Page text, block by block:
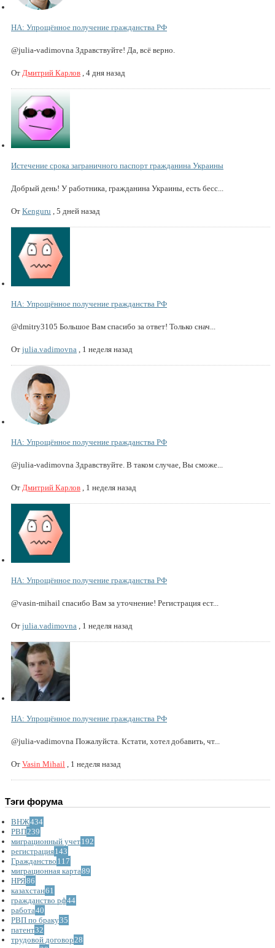
НА: Упрощённое получение гражданства РФ
@julia-vadimovna Здравствуйте! Да, всё верно.
От Дмитрий Карлов , 4 дня назад
Истечение срока заграничного паспорт гражданина Украины
Добрый день! У работника, гражданина Украины, есть бесс...
От Kenguru , 5 дней назад
НА: Упрощённое получение гражданства РФ
@dmitry3105 Большое Вам спасибо за ответ! Только снач...
От julia.vadimovna , 1 неделя назад
НА: Упрощённое получение гражданства РФ
@julia-vadimovna Здравствуйте. В таком случае, Вы сможе...
От Дмитрий Карлов , 1 неделя назад
НА: Упрощённое получение гражданства РФ
@vasin-mihail спасибо Вам за уточнение! Регистрация ест...
От julia.vadimovna , 1 неделя назад
НА: Упрощённое получение гражданства РФ
@julia-vadimovna Пожалуйста. Кстати, хотел добавить, чт...
От Vasin Mihail , 1 неделя назад
Тэги форума
ВНЖ434
РВП239
миграционный учет192
регистрация143
Гражданство 117
миграционная карта89
НРЯ86
казахстан61
гражданство рф44
работа40
РВП по браку35
патент32
трудовой договор 28